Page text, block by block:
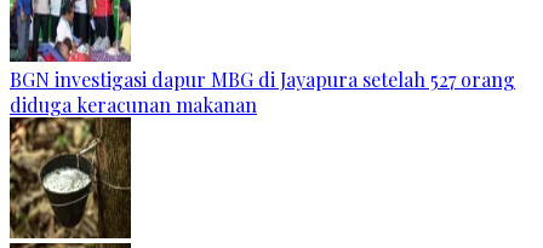
BGN investigasi dapur MBG di Jayapura setelah 527 orang
diduga keracunan makanan